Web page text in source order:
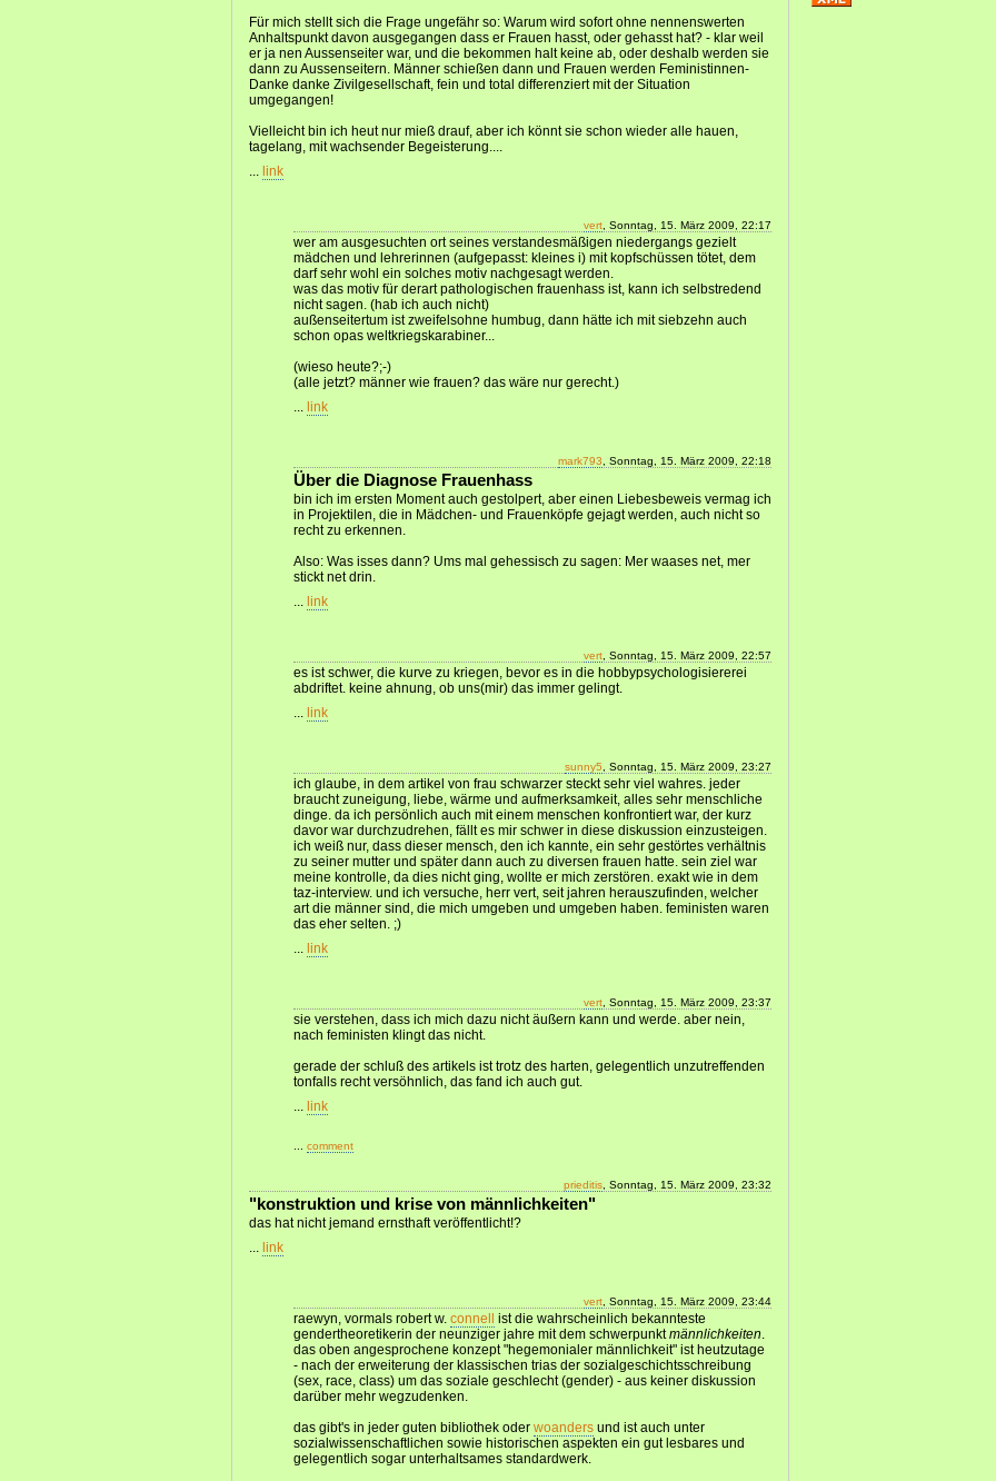
Für mich stellt sich die Frage ungefähr so: Warum wird sofort ohne nennenswerten
Anhaltspunkt davon ausgegangen dass er Frauen hasst, oder gehasst hat? - klar weil
er ja nen Aussenseiter war, und die bekommen halt keine ab, oder deshalb werden sie
dann zu Aussenseitern. Männer schießen dann und Frauen werden Feministinnen-
Danke danke Zivilgesellschaft, fein und total differenziert mit der Situation
umgegangen!
Vielleicht bin ich heut nur mieß drauf, aber ich könnt sie schon wieder alle hauen,
tagelang, mit wachsender Begeisterung....
... link
vert , Sonntag, 15. März 2009, 22:17
wer am ausgesuchten ort seines verstandesmäßigen niedergangs gezielt
mädchen und lehrerinnen (aufgepasst: kleines i) mit kopfschüssen tötet, dem
darf sehr wohl ein solches motiv nachgesagt werden.
was das motiv für derart pathologischen frauenhass ist, kann ich selbstredend
nicht sagen. (hab ich auch nicht)
außenseitertum ist zweifelsohne humbug, dann hätte ich mit siebzehn auch
schon opas weltkriegskarabiner...
(wieso heute?;-)
(alle jetzt? männer wie frauen? das wäre nur gerecht.)
... link
mark793 , Sonntag, 15. März 2009, 22:18
Über die Diagnose Frauenhass
bin ich im ersten Moment auch gestolpert, aber einen Liebesbeweis vermag ich
in Projektilen, die in Mädchen- und Frauenköpfe gejagt werden, auch nicht so
recht zu erkennen.
Also: Was isses dann? Ums mal gehessisch zu sagen: Mer waases net, mer
stickt net drin.
... link
vert , Sonntag, 15. März 2009, 22:57
es ist schwer, die kurve zu kriegen, bevor es in die hobbypsychologisiererei
abdriftet. keine ahnung, ob uns(mir) das immer gelingt.
... link
sunny5 , Sonntag, 15. März 2009, 23:27
ich glaube, in dem artikel von frau schwarzer steckt sehr viel wahres. jeder
braucht zuneigung, liebe, wärme und aufmerksamkeit, alles sehr menschliche
dinge. da ich persönlich auch mit einem menschen konfrontiert war, der kurz
davor war durchzudrehen, fällt es mir schwer in diese diskussion einzusteigen.
ich weiß nur, dass dieser mensch, den ich kannte, ein sehr gestörtes verhältnis
zu seiner mutter und später dann auch zu diversen frauen hatte. sein ziel war
meine kontrolle, da dies nicht ging, wollte er mich zerstören. exakt wie in dem
taz-interview. und ich versuche, herr vert, seit jahren herauszufinden, welcher
art die männer sind, die mich umgeben und umgeben haben. feministen waren
das eher selten. ;)
... link
vert , Sonntag, 15. März 2009, 23:37
sie verstehen, dass ich mich dazu nicht äußern kann und werde. aber nein,
nach feministen klingt das nicht.
gerade der schluß des artikels ist trotz des harten, gelegentlich unzutreffenden
tonfalls recht versöhnlich, das fand ich auch gut.
... link
comment
prieditis , Sonntag, 15. März 2009, 23:32
"konstruktion und krise von männlichkeiten"
das hat nicht jemand ernsthaft veröffentlicht!?
... link
vert , Sonntag, 15. März 2009, 23:44
raewyn, vormals robert w. connell
ist die wahrscheinlich bekannteste
gendertheoretikerin der neunziger jahre mit dem schwerpunktmännlichkeiten.
das oben angesprochene konzept "hegemonialer männlichkeit" ist heutzutage
- nach der erweiterung der klassischen trias der sozialgeschichtsschreibung
(sex, race, class) um das soziale geschlecht (gender) - aus keiner diskussion
darüber mehr wegzudenken.
das gibt's in jeder guten bibliothek oder woanders und ist auch unter
sozialwissenschaftlichen sowie historischen aspekten ein gut lesbares und
gelegentlich sogar unterhaltsames standardwerk.